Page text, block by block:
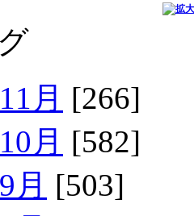
月 [266]
月 [582]
月 [503]